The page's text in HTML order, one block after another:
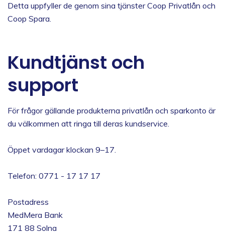
Detta uppfyller de genom sina tjänster Coop Privatlån och
Coop Spara.
Kundtjänst och
support
För frågor gällande produkterna privatlån och sparkonto är
du välkommen att ringa till deras kundservice.
Öppet vardagar klockan 9–17.
Telefon: 0771 - 17 17 17
Postadress
MedMera Bank
171 88 Solna